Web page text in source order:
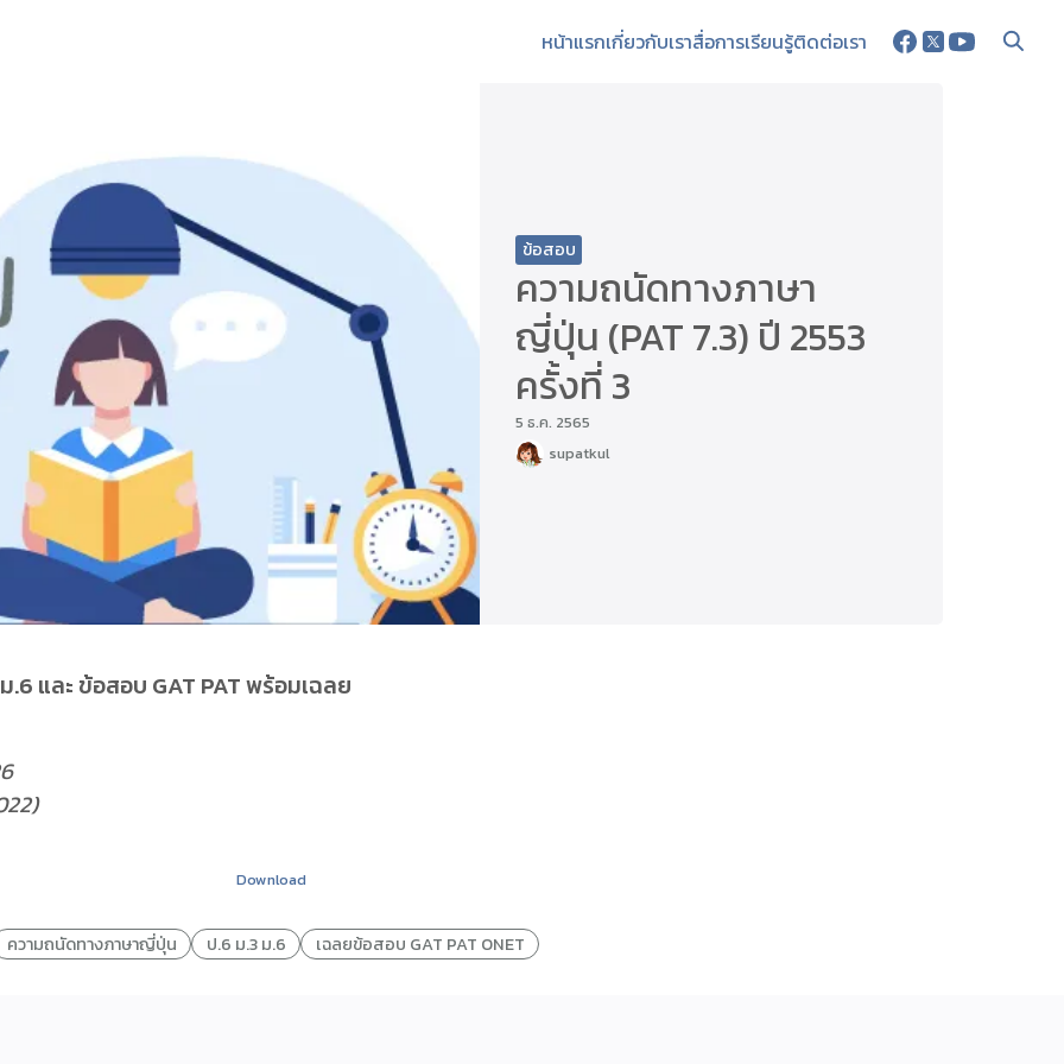
หน้าแรกเกี่ยวกับเราสื่อการเรียนรู้ติดต่อเรา
ข้อสอบ
ความถนัดทางภาษา
ญี่ปุ่น (PAT 7.3) ปี 2553
ครั้งที่ 3
5 ธ.ค. 2565
supatkul
และ ข้อสอบ GAT PAT พร้อมเฉลย
Download
ความถนัดทางภาษาญี่ปุ่น ป.6 ม.3 ม.6 เฉลยข้อสอบ GAT PAT ONET